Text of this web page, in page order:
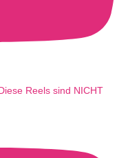
Reels sind NICHT